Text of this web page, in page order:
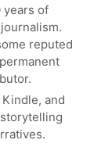
years of
reputed
and